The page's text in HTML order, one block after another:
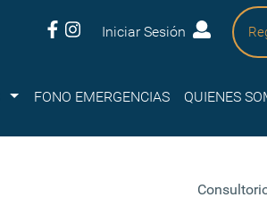
Iniciar Sesión
Submenu
FONO EMERGENCIAS QUIENES